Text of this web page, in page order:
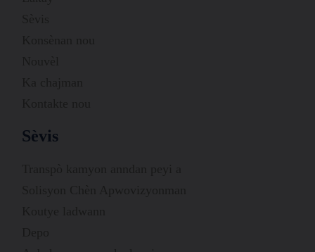
Sèvis